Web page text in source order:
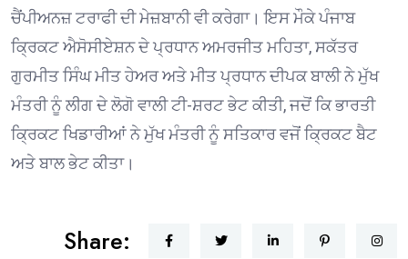
ਚੈਂਪੀਅਨਜ਼ ਟਰਾਫੀ ਦੀ ਮੇਜ਼ਬਾਨੀ ਵੀ ਕਰੇਗਾ। ਇਸ ਮੌਕੇ ਪੰਜਾਬ
ਕ੍ਰਿਕਟ ਐਸੋਸੀਏਸ਼ਨ ਦੇ ਪ੍ਰਧਾਨ ਅਮਰਜੀਤ ਮਹਿਤਾ, ਸਕੱਤਰ
ਗੁਰਮੀਤ ਸਿੰਘ ਮੀਤ ਹੇਅਰ ਅਤੇ ਮੀਤ ਪ੍ਰਧਾਨ ਦੀਪਕ ਬਾਲੀ ਨੇ ਮੁੱਖ
ਮੰਤਰੀ ਨੂੰ ਲੀਗ ਦੇ ਲੋਗੋ ਵਾਲੀ ਟੀ-ਸ਼ਰਟ ਭੇਟ ਕੀਤੀ, ਜਦੋਂ ਕਿ ਭਾਰਤੀ
ਕ੍ਰਿਕਟ ਖਿਡਾਰੀਆਂ ਨੇ ਮੁੱਖ ਮੰਤਰੀ ਨੂੰ ਸਤਿਕਾਰ ਵਜੋਂ ਕ੍ਰਿਕਟ ਬੈਟ
ਅਤੇ ਬਾਲ ਭੇਟ ਕੀਤਾ।
Share: